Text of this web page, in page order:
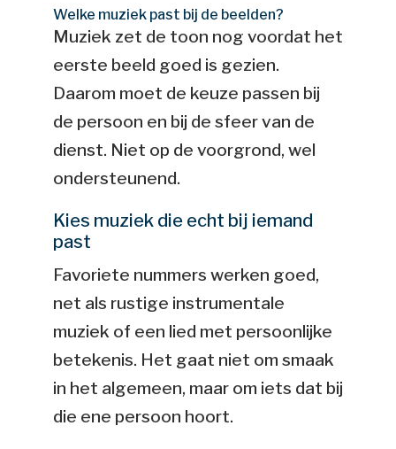
Welke muziek past bij de beelden?
Muziek zet de toon nog voordat het
eerste beeld goed is gezien.
Daarom moet de keuze passen bij
de persoon en bij de sfeer van de
dienst. Niet op de voorgrond, wel
ondersteunend.
Kies muziek die echt bij iemand
past
Favoriete nummers werken goed,
net als rustige instrumentale
muziek of een lied met persoonlijke
betekenis. Het gaat niet om smaak
in het algemeen, maar om iets dat bij
die ene persoon hoort.